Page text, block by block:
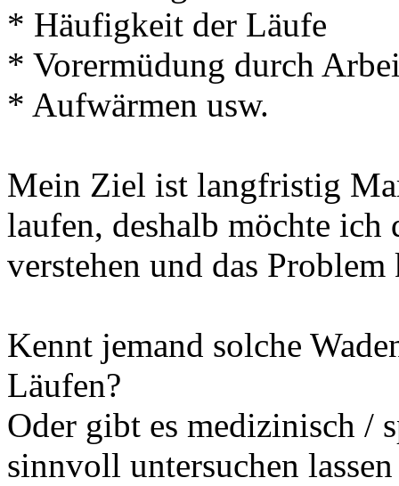
* Häufigkeit der Läufe
* Vorermüdung durch
* Aufwärmen usw.
Mein Ziel ist langfristig
laufen, deshalb möchte
verstehen und das
Kennt jemand solche
Läufen?
Oder gibt es medizinisch /
sinnvoll untersuchen